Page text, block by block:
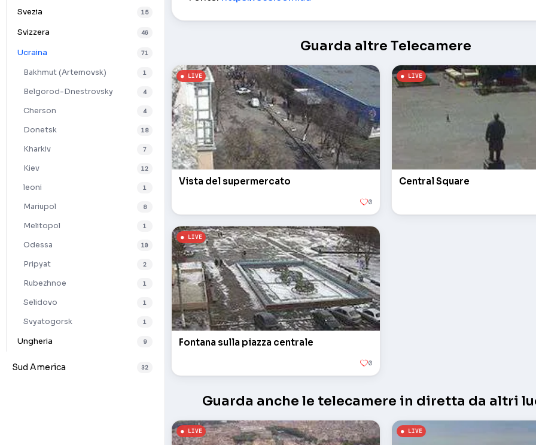
Svezia 15
Svizzera 46
Ucraina 71
Bakhmut (Artemovsk) 1
Belgorod-Dnestrovsky 4
Cherson 4
Donetsk 18
Kharkiv 7
Kiev 12
leoni 1
Mariupol 8
Melitopol 1
Odessa 10
Pripyat 2
Rubezhnoe 1
Selidovo 1
Svyatogorsk 1
Ungheria 9
Sud America 32
Guarda altre Telecamere
Vista del supermercato
0
Central Square
Fontana sulla piazza centrale
0
Guarda anche le telecamere in diretta da altri